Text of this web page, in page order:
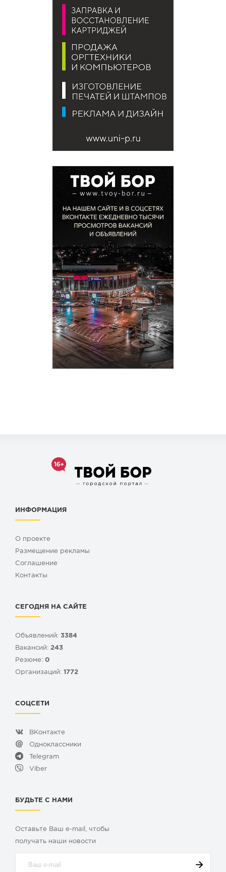
ИНФОРМАЦИЯ
О проекте
Размещение рекламы
Cоглашение
Контакты
СЕГОДНЯ НА САЙТЕ
Объявлений: 3384
Вакансий: 243
Резюме: 0
Организаций: 1772
СОЦСЕТИ
ВКонтакте
Одноклассники
Telegram
Viber
БУДЬТЕ С НАМИ
Оставьте Ваш e-mail, чтобы
получать наши новости